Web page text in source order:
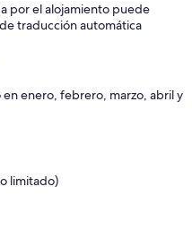
por el alojamiento puede
traducción automática
enero, febrero, marzo, abril y
limitado)